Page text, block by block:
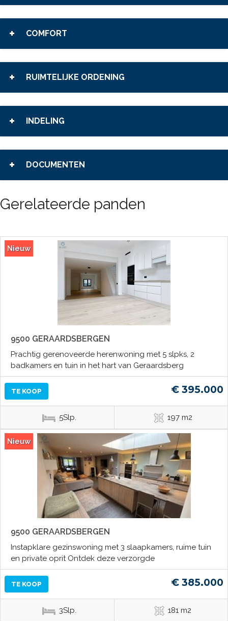
COMFORT
RUIMTELIJKE ORDENING
INDELING
DOCUMENTEN
Gerelateerde panden
Nieuw
9500 GERAARDSBERGEN
Prachtig gerenoveerde herenwoning met 5 slpks, 2
badkamers en tuin in het hart van Geraardsberg
TE KOOP € 395.000
5Slp. 197 m2
Nieuw
9500 GERAARDSBERGEN
Instapklare gezinswoning met 3 slaapkamers, ruime tuin
en private oprit Ontdek deze verzorgde
TE KOOP € 385.000
3Slp. 181 m2